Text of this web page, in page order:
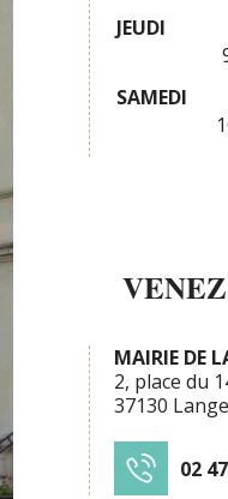
JEUDI
SAMEDI
MAIRIE DE
2, place du
37130
02